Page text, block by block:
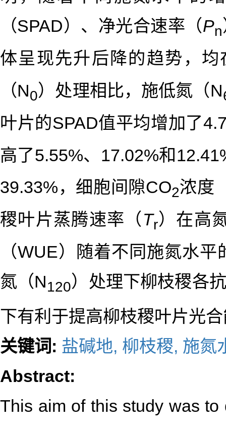
（SPAD）、净光合速率（Pn
体呈现先升后降的趋势，均
（N0）处理相比，施低氮（N
叶片的SPAD值平均增加了
高了5.55%、17.02%和
39.33%，细胞间隙CO2浓度
稷叶片蒸腾速率（ Tr）在高
（WUE）随着不同施氮水
氮（N120）处理下柳枝稷各
下有利于提高柳枝稷叶片光
关键词: 盐碱地, 柳枝稷, 施氮
Abstract:
This aim of this study was